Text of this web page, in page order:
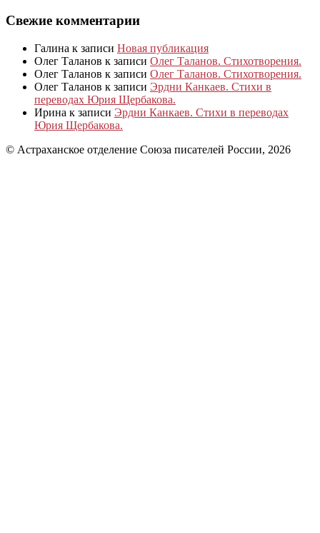
Свежие комментарии
Галина к записи Новая публикация
Олег Таланов к записи Олег Таланов. Стихотворения.
Олег Таланов к записи Олег Таланов. Стихотворения.
Олег Таланов к записи Эрдни Канкаев. Стихи в
переводах Юрия Щербакова.
Ирина к записи Эрдни Канкаев. Стихи в переводах
Юрия Щербакова.
© Астраханское отделение Союза писателей России, 2026